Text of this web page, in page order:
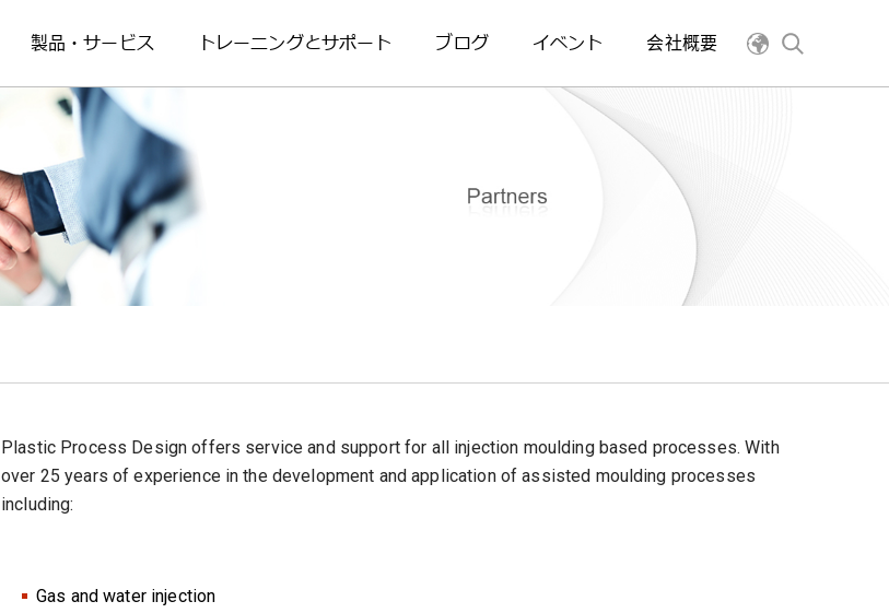
製品・サービス トレーニングとサポート ブログ イベント 会社概要
Plastic Process Design offers service and support for all injection moulding based processes. With
over 25 years of experience in the development and application of assisted moulding processes
including:
Gas and water injection